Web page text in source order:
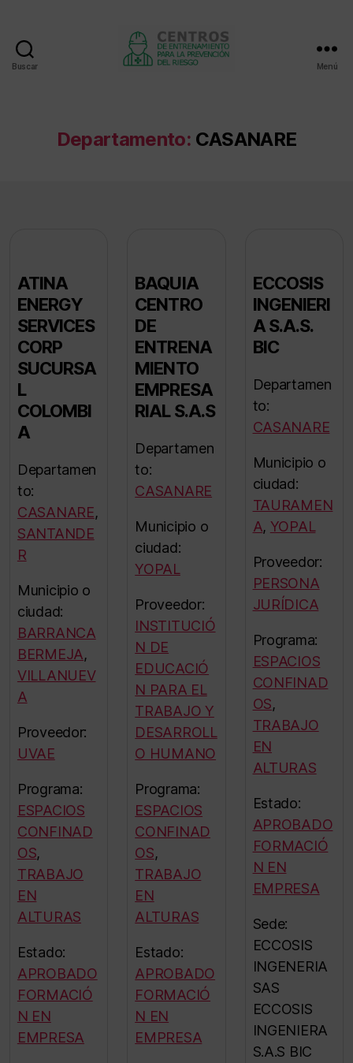
Buscar Menú
Departamento: CASANARE
ATINA
ENERGY
SERVICES
CORP
SUCURSA
L
COLOMBI
A
Departamen
to:
CASANARE,
SANTANDE
R
Municipio o
ciudad:
BARRANCA
BERMEJA,
VILLANUEV
A
Proveedor:
UVAE
Programa:
ESPACIOS
CONFINAD
OS,
TRABAJO
EN
ALTURAS
Estado:
APROBADO
FORMACIÓ
N EN
EMPRESA
BAQUIA
CENTRO
DE
ENTRENA
MIENTO
EMPRESA
RIAL S.A.S
Departamen
to:
CASANARE
Municipio o
ciudad:
YOPAL
Proveedor:
INSTITUCIÓ
N DE
EDUCACIÓ
N PARA EL
TRABAJO Y
DESARROLL
O HUMANO
Programa:
ESPACIOS
CONFINAD
OS,
TRABAJO
EN
ALTURAS
Estado:
APROBADO
FORMACIÓ
N EN
EMPRESA
ECCOSIS
INGENIERI
A S.A.S.
BIC
Departamen
to:
CASANARE
Municipio o
ciudad:
TAURAMEN
A, YOPAL
Proveedor:
PERSONA
JURÍDICA
Programa:
ESPACIOS
CONFINAD
OS,
TRABAJO
EN
ALTURAS
Estado:
APROBADO
FORMACIÓ
N EN
EMPRESA
Sede:
ECCOSIS
INGENERIA
SAS
ECCOSIS
INGENIERA
S.A.S BIC